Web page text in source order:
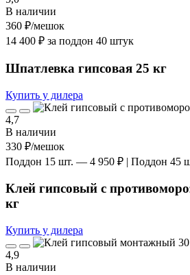
В наличии
360 ₽/мешок
14 400 ₽ за поддон 40 штук
Шпатлевка гипсовая 25 кг
Купить у дилера
4,7
В наличии
330 ₽/мешок
Поддон 15 шт. — 4 950 ₽ | Поддон 45
Клей гипсовый с
кг
Купить у дилера
4,9
В наличии